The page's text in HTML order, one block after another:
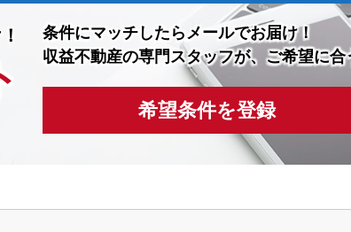
条件にマッチしたらメールでお届け！
収益不動産の専門スタッフが、ご希望に
希望条件を登録